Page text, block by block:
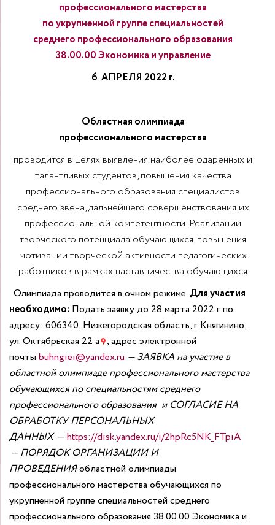
профессионального мастерства
по укрупненной группе специальностей
среднего профессионального образования
38.00.00 Экономика и управление
6 АПРЕЛЯ 2022 г.
Областная олимпиада
профессионального мастерства
проводится в целях выявления наиболее одаренных и
талантливых студентов, повышения качества
профессионального образования специалистов
среднего звена, дальнейшего совершенствования их
профессиональной компетентности. Реализации
творческого потенциала обучающихся, повышения
мотивации творческой активности педагогических
работников в рамках наставничества обучающихся
Олимпиада проводится в очном режиме. Для участия
необходимо: Подать заявку до 28 марта 2022 г. по
адресу: 606340, Нижегородская область, г. Княгинино,
ул. Октябрьская 22 а
, адрес электронной
почты buhngiei@yandex.ru — ЗАЯВКА на участие в
областной олимпиаде профессионального мастерства
обучающихся по специальностям среднего
профессионального образования и СОГЛАСИЕ НА
ОБРАБОТКУ ПЕРСОНАЛЬНЫХ
ДАННЫХ —https://disk.yandex.ru/i/2hpRc5NK_FTpiA
— ПОРЯДОК ОРГАНИЗАЦИИ И
ПРОВЕДЕНИЯобластной олимпиады
профессионального мастерства обучающихся по
укрупненной группе специальностей среднего
профессионального образования 38.00.00 Экономика и